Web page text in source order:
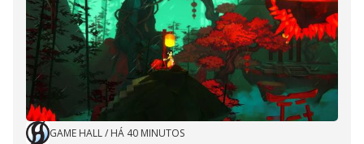
GAME HALL/ HÁ 40 MINUTOS